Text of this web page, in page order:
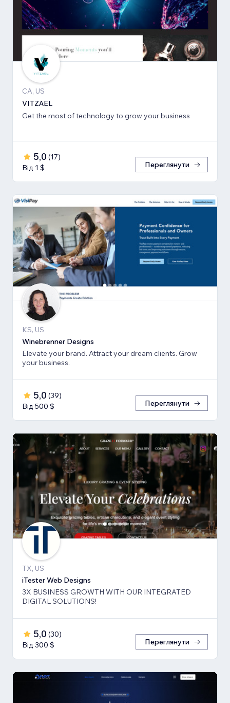
CA, US
VITZAEL
Get the most of technology to grow your business
5,0 (17)
Від 1 $
Переглянути
KS, US
Winebrenner Designs
Elevate your brand. Attract your dream clients. Grow
your business.
5,0 (39)
Від 500 $
Переглянути
TX, US
iTester Web Designs
3X BUSINESS GROWTH ​WITH OUR INTEGRATED
DIGITAL SOLUTIONS!
5,0 (30)
Від 300 $
Переглянути